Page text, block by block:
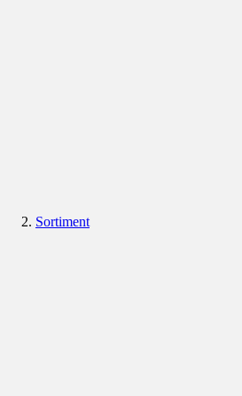
Sortiment